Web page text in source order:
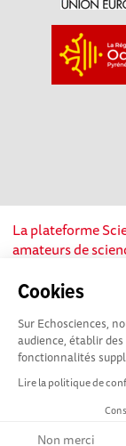
Cookies
Sur Echosciences,
audience, établir
fonctionnalités
Lire la politique de
Non merci
La plateforme
amateurs de
soutien de
l’Union
développement
plateforme
Mentions légales
Ligne éditoriale